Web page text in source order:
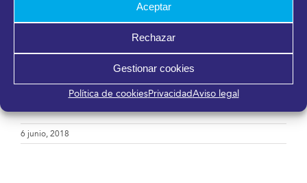
Aceptar
Rechazar
Gestionar cookies
Política de cookiesPrivacidadAviso legal
sector ferial en España y a nivel internacional. España
se encuentra entre los principales países de Europa
en cuanto a actividad ferial, junto con Alemania, Italia,
Francia, Reino Unido y Turquía.
DESCARGAR EN PDF
6 junio, 2018